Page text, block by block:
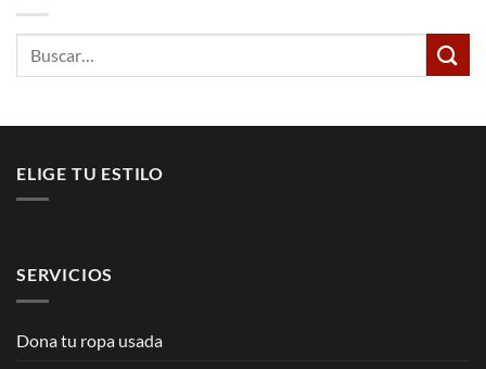
ELIGE TU ESTILO
SERVICIOS
Dona tu ropa usada